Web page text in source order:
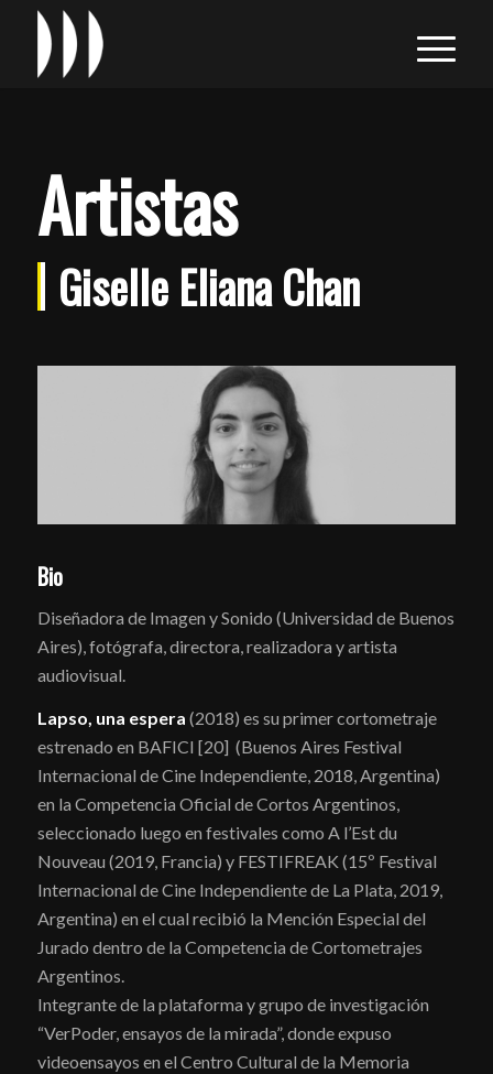
Artistas
Giselle Eliana Chan
Bio
Diseñadora de Imagen y Sonido (Universidad de Buenos
Aires), fotógrafa, directora, realizadora y artista
audiovisual.
Lapso, una espera (2018) es su primer cortometraje
estrenado en BAFICI [20] (Buenos Aires Festival
Internacional de Cine Independiente, 2018, Argentina)
en la Competencia Oficial de Cortos Argentinos,
seleccionado luego en festivales como A l’Est du
Nouveau (2019, Francia) y FESTIFREAK (15º Festival
Internacional de Cine Independiente de La Plata, 2019,
Argentina) en el cual recibió la Mención Especial del
Jurado dentro de la Competencia de Cortometrajes
Argentinos.
Integrante de la plataforma y grupo de investigación
“VerPoder, ensayos de la mirada”, donde expuso
videoensayos en el Centro Cultural de la Memoria